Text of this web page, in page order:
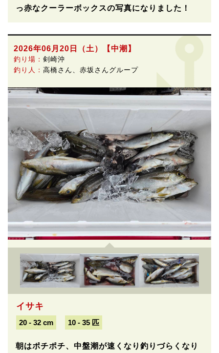
っ赤なクーラーボックスの写真になりました！
2026年06月20日（土） 【中潮】
釣り場： 剣崎沖
釣り人： 高橋さん、赤坂さんグループ
イサキ
20 - 32 cm 10 - 35 匹
朝はポチポチ、中盤潮が速くなり釣りづらくなり